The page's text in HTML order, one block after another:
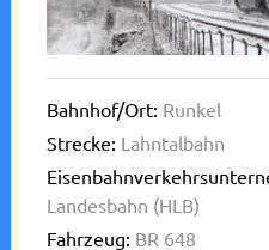
Bahnhof/Ort: Runkel
Strecke: Lahntalbahn
Landesbahn (HLB)
Fahrzeug: BR 648